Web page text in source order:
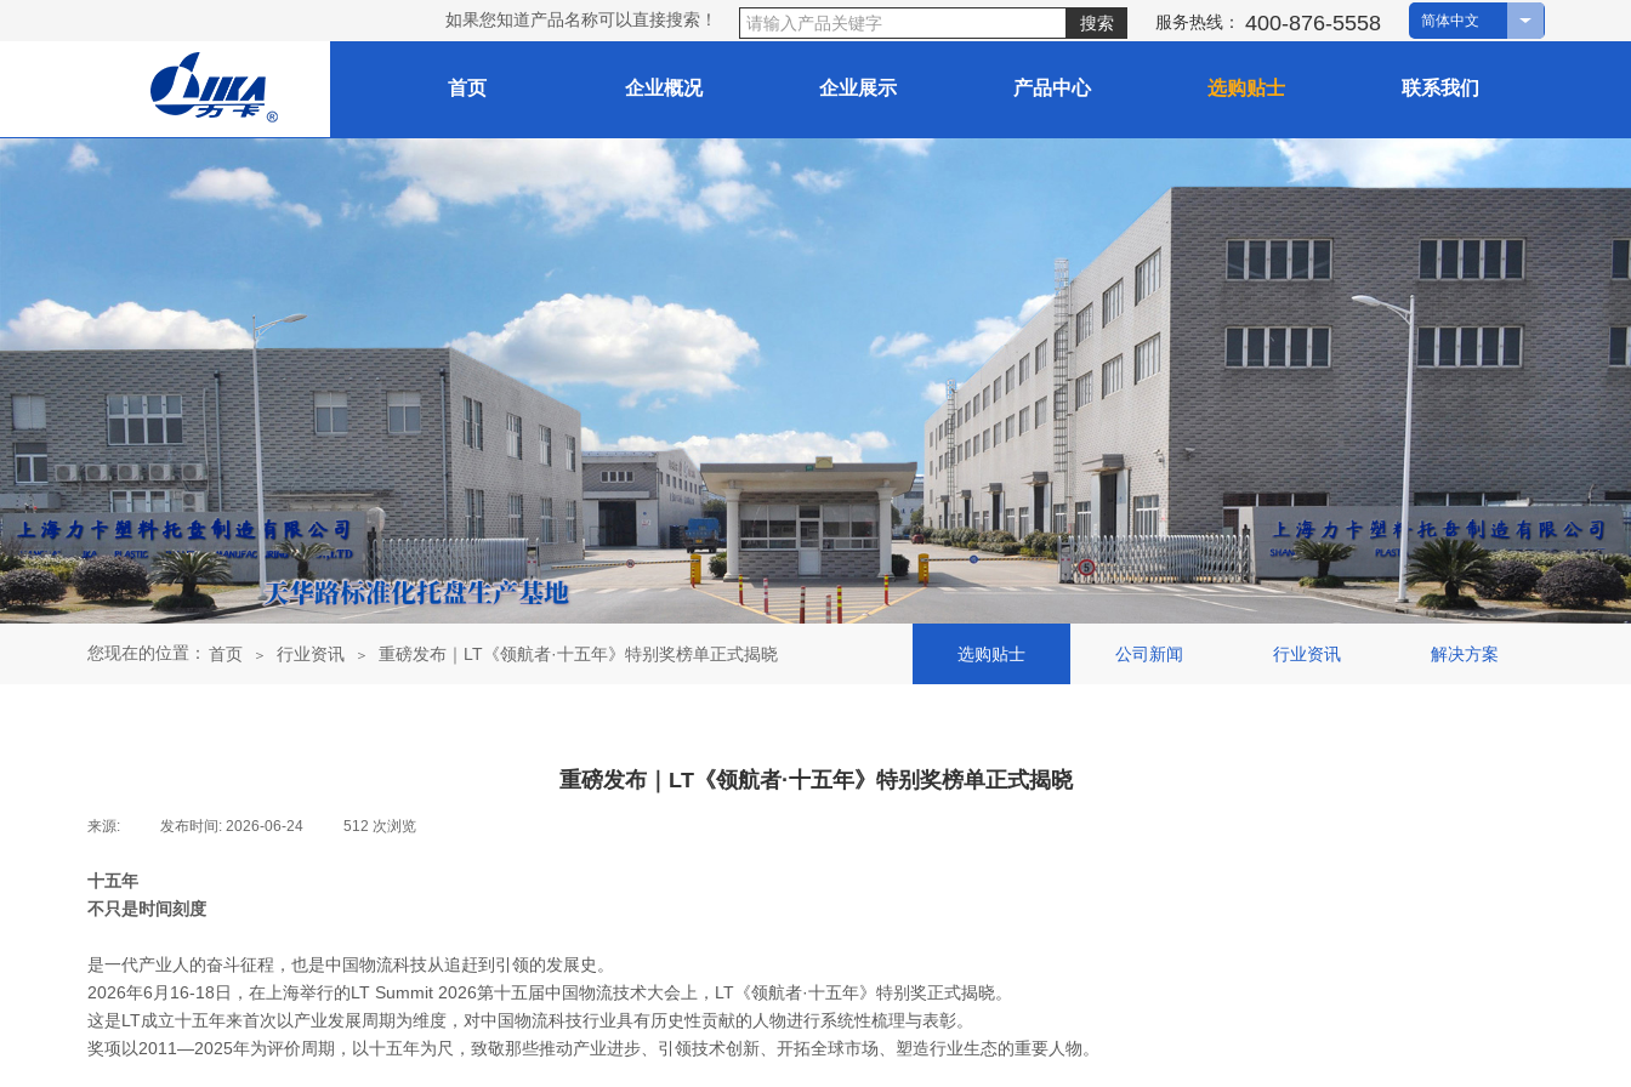
简体中文
服务热线： 400-876-5558
如果您知道产品名称可以直接搜索！ 搜索
企业概况
首页 产品中心
企业展示 选购贴士 联系我们
首页 ＞ 行业资讯 ＞ 重磅发布｜LT《领航者·十五年》特别奖榜单正式揭晓
您现在的位置： 选购贴士 公司新闻 行业资讯 解决方案
重磅发布｜LT《领航者·十五年》特别奖榜单正式揭晓
来源: 发布时间: 2026-06-24 512 次浏览
十五年
不只是时间刻度
是一代产业人的奋斗征程，也是中国物流科技从追赶到引领的发展史。
2026年6月16-18日，在上海举行的LT Summit 2026第十五届中国物流技术大会上，LT《领航者·十五年》特别奖正式揭晓。
这是LT成立十五年来首次以产业发展周期为维度，对中国物流科技行业具有历史性贡献的人物进行系统性梳理与表彰。
奖项以2011—2025年为评价周期，以十五年为尺，致敬那些推动产业进步、引领技术创新、开拓全球市场、塑造行业生态的重要人物。